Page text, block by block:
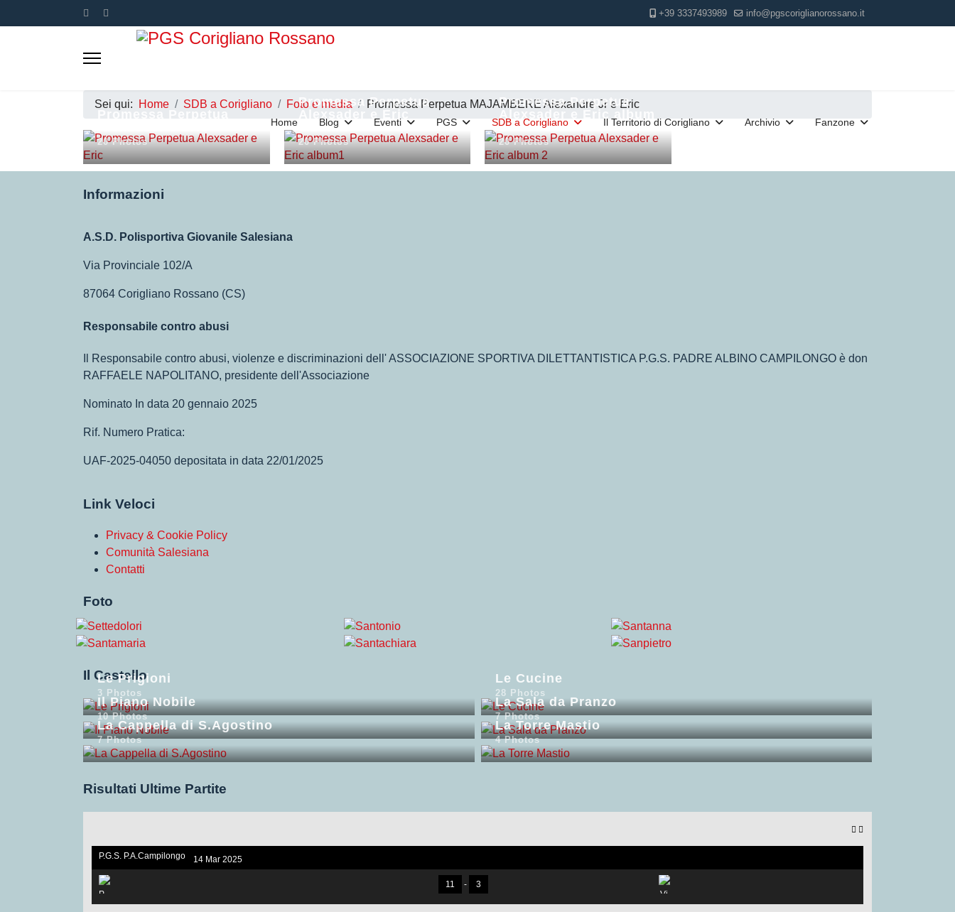
+39 3337493989 info@pgscoriglianorossano.it
Home Blog Eventi PGS SDB a Corigliano Il Territorio di Corigliano Archivio Fanzone
Sei qui: Home SDB a Corigliano Foto e media Promessa Perpetua MAJAMBERE Alexandre Jr e Eric
Promessa Perpetua
20 Photos
Promessa Perpetua
album1
20 Photos
Promessa Perpetua
2
20 Photos
Informazioni
A.S.D. Polisportiva Giovanile Salesiana
Via Provinciale 102/A
87064 Corigliano Rossano (CS)
Responsabile contro abusi
Il Responsabile contro abusi, violenze e discriminazioni dell' ASSOCIAZIONE SPORTIVA DILETTANTISTICA P.G.S. PADRE ALBINO CAMPILONGO è don
RAFFAELE NAPOLITANO, presidente dell'Associazione
Nominato In data 20 gennaio 2025
Rif. Numero Pratica:
UAF-2025-04050 depositata in data 22/01/2025
Link Veloci
Privacy & Cookie Policy
Comunità Salesiana
Contatti
Foto
Il Castello
Le Prigioni
3 Photos
Le Cucine
28 Photos
Il Piano Nobile
10 Photos
La Sala da Pranzo
7 Photos
La Cappella di S.Agostino
7 Photos
La Torre Mastio
4 Photos
Risultati Ultime Partite
P.G.S. P.A.Campilongo
under 17. V.S Vigor Ros
sano
14 Mar 2025
11 - 3